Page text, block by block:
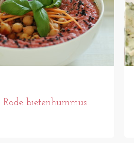
Rode bietenhummus